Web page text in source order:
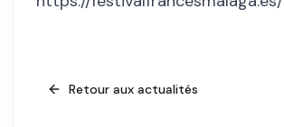
Retour aux actualités